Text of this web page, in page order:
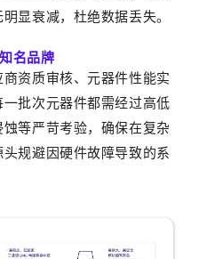
显衰减，杜绝数据丢失。
名品牌
资质审核、元器件性能实
批次元器件都需经过高低
等严苛考验，确保在复杂
规避因硬件故障导致的系